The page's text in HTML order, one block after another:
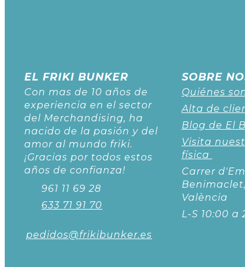
EL FRIKI BUNKER
Con mas de 10 años de
experiencia en el sector
del Merchandising, ha
nacido de la pasión y del
amor al mundo friki.
¡Gracias por todos estos
años de confianza!
961 11 69 28
633 71 91 70
pedidos@frikibunker.es
SOBRE
Quiénes
Alta de
Blog de El
Visita
física
Carrer
València
L-S 10:00 a